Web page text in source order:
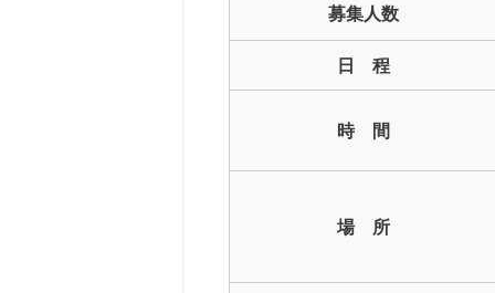
募集人数
日 程
時 間
場 所